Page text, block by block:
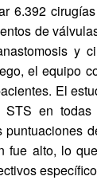
6.392
de
y
el equipo
El
en
fue alto, lo